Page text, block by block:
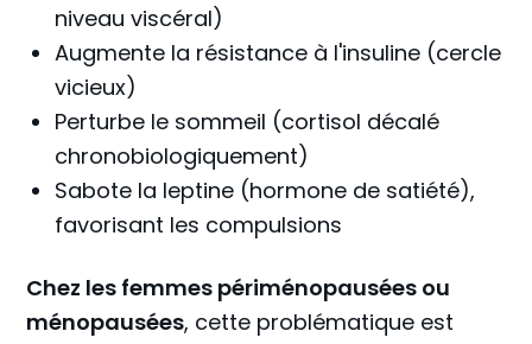
niveau viscéral)
Augmente la résistance à l'insuline (cercle
vicieux)
Perturbe le sommeil (cortisol décalé
chronobiologiquement)
Sabote la leptine (hormone de satiété),
favorisant les compulsions
Chez les femmes périménopausées ou
ménopausées, cette problématique est